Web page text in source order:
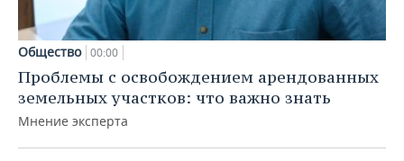
Общество 00:00
Проблемы с освобождением арендованных
земельных участков: что важно знать
Мнение эксперта